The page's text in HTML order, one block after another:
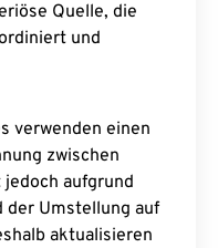
Quelle, die
und
verwenden einen
zwischen
aufgrund
der Umstellung auf
aktualisieren